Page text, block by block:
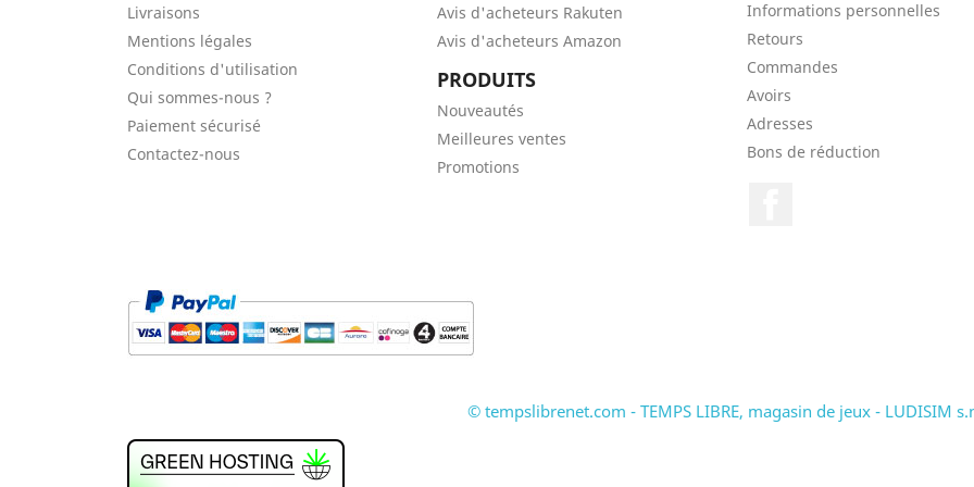
Livraisons
Mentions légales
Conditions d'utilisation
Qui sommes-nous ?
Paiement sécurisé
Contactez-nous
Avis d'acheteurs Rakuten
Avis d'acheteurs Amazon
PRODUITS
Nouveautés
Meilleures ventes
Promotions
Informations personnelles
Retours
Commandes
Avoirs
Adresses
Bons de réduction
© tempslibrenet.com - TEMPS LIBRE, magasin de jeux - LUDISIM